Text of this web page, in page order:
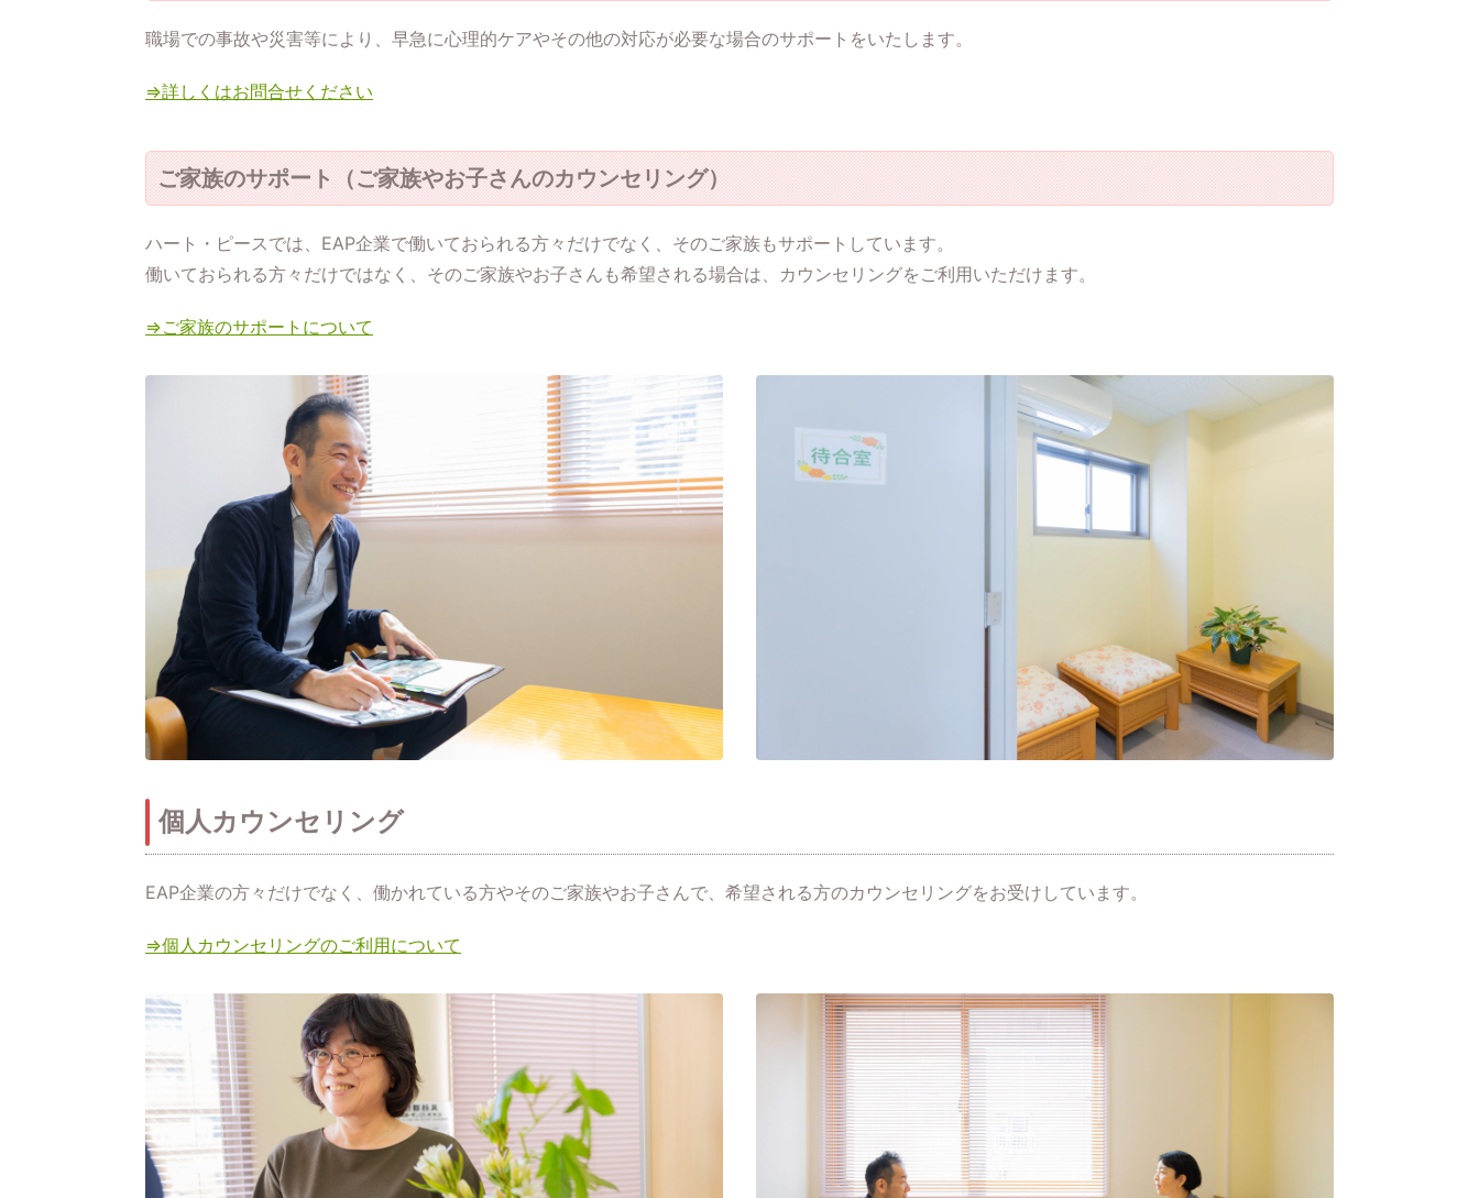
職場での事故や災害等により、早急に心理的ケアやその他の対応が必要な場合のサポートをいたします。
⇒詳しくはお問合せください
ご家族のサポート（ご家族やお子さんのカウンセリング）
ハート・ピースでは、EAP企業で働いておられる方々だけでなく、そのご家族もサポートしています。
働いておられる方々だけではなく、そのご家族やお子さんも希望される場合は、カウンセリングをご利用いただけます。
⇒ご家族のサポートについて
個人カウンセリング
EAP企業の方々だけでなく、働かれている方やそのご家族やお子さんで、希望される方のカウンセリングをお受けしています。
⇒個人カウンセリングのご利用について